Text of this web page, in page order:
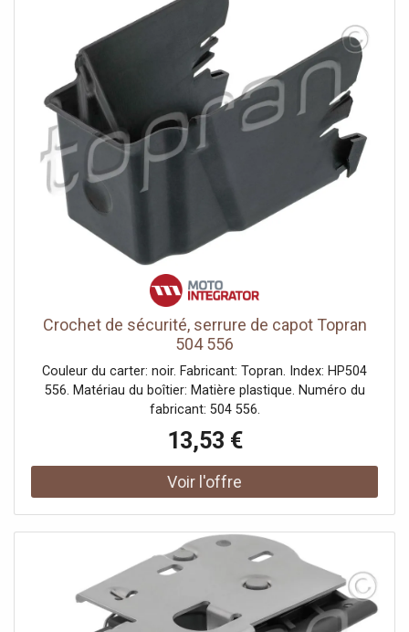
Crochet de sécurité, serrure de capot Topran
504 556
Couleur du carter: noir. Fabricant: Topran. Index: HP504
556. Matériau du boîtier: Matière plastique. Numéro du
fabricant: 504 556.
13,53 €